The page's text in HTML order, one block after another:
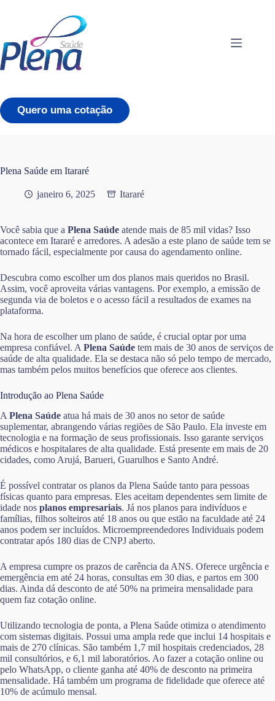
conteúdo
Quero uma cotação
Plena Saúde em Itararé
janeiro 6, 2025 Itararé
Você sabia que a Plena Saúde atende mais de 85 mil vidas? Isso
acontece em Itararé e arredores. A adesão a este plano de saúde tem se
tornado fácil, especialmente por causa do agendamento online.
Descubra como escolher um dos planos mais queridos no Brasil.
Assim, você aproveita várias vantagens. Por exemplo, a emissão de
segunda via de boletos e o acesso fácil a resultados de exames na
plataforma.
Na hora de escolher um plano de saúde, é crucial optar por uma
empresa confiável. A Plena Saúde tem mais de 30 anos de serviços de
saúde de alta qualidade. Ela se destaca não só pelo tempo de mercado,
mas também pelos muitos benefícios que oferece aos clientes.
Introdução ao Plena Saúde
A Plena Saúde atua há mais de 30 anos no setor de saúde
suplementar, abrangendo várias regiões de São Paulo. Ela investe em
tecnologia e na formação de seus profissionais. Isso garante serviços
médicos e hospitalares de alta qualidade. Está presente em mais de 20
cidades, como Arujá, Barueri, Guarulhos e Santo André.
É possível contratar os planos da Plena Saúde tanto para pessoas
físicas quanto para empresas. Eles aceitam dependentes sem limite de
idade nos planos empresariais. Já nos planos para indivíduos e
famílias, filhos solteiros até 18 anos ou que estão na faculdade até 24
anos podem ser incluídos. Microempreendedores Individuais podem
contratar após 180 dias de CNPJ aberto.
A empresa cumpre os prazos de carência da ANS. Oferece urgência e
emergência em até 24 horas, consultas em 30 dias, e partos em 300
dias. Ainda dá desconto de até 50% na primeira mensalidade para
quem faz cotação online.
Utilizando tecnologia de ponta, a Plena Saúde otimiza o atendimento
com sistemas digitais. Possui uma ampla rede que inclui 14 hospitais e
mais de 270 clínicas. São também 1,7 mil hospitais credenciados, 28
mil consultórios, e 6,1 mil laboratórios. Ao fazer a cotação online ou
pelo WhatsApp, o cliente ganha até 40% de desconto na primeira
mensalidade. Há também um programa de fidelidade que oferece até
10% de acúmulo mensal.